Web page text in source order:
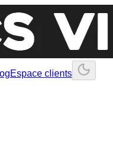
Espace clients